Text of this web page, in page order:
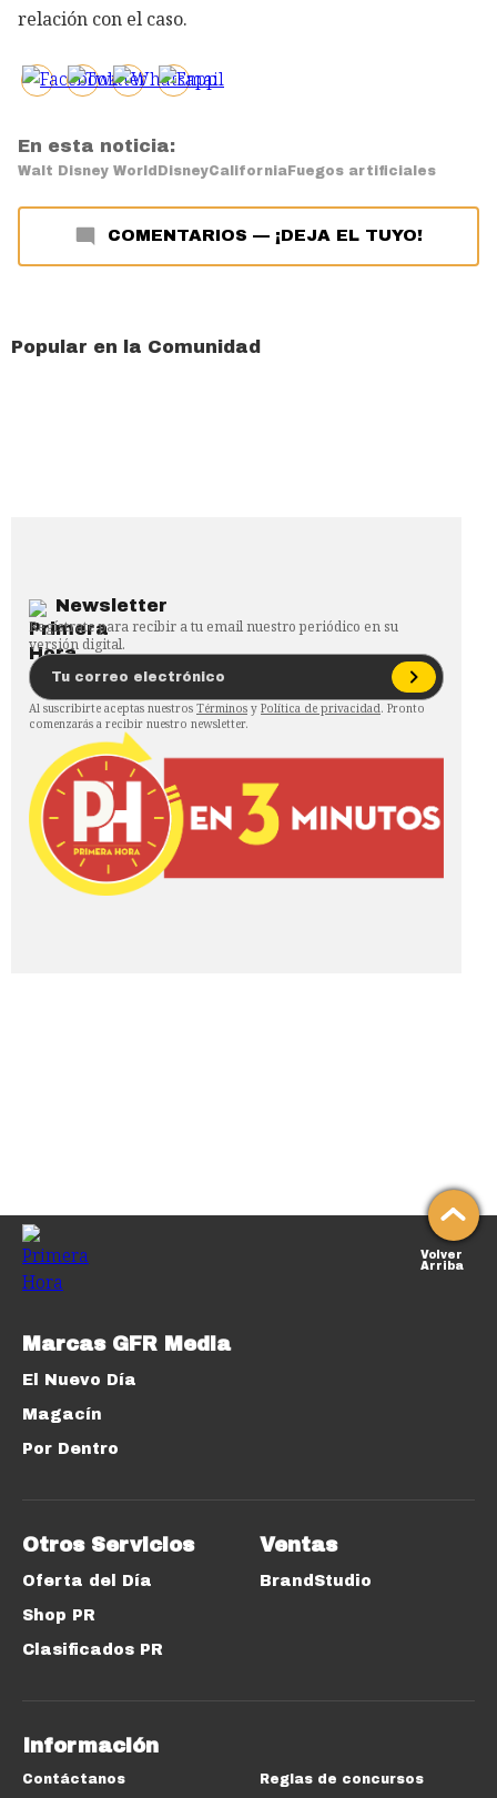
relación con el caso.
En esta noticia:
Walt Disney WorldDisneyCaliforniaFuegos artificiales
COMENTARIOS — ¡DEJA EL TUYO!
Popular en la Comunidad
Newsletter
Regístrate para recibir a tu email nuestro periódico en su
versión digital.
Al suscribirte aceptas nuestros Términos y Política de privacidad. Pronto
comenzarás a recibir nuestro newsletter.
Volver
Arriba
Marcas GFR Media
El Nuevo Día
Magacín
Por Dentro
Otros Servicios
Oferta del Día
Shop PR
Clasificados PR
Ventas
BrandStudio
Información
Contáctanos Reglas de concursos